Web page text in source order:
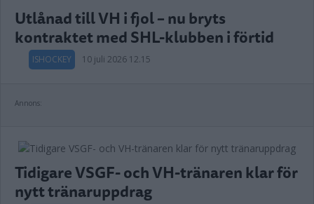
Utlånad till VH i fjol – nu bryts
kontraktet med SHL-klubben i förtid
ISHOCKEY 10 juli 2026 12.15
Annons:
Tidigare VSGF- och VH-tränaren klar för
nytt tränaruppdrag